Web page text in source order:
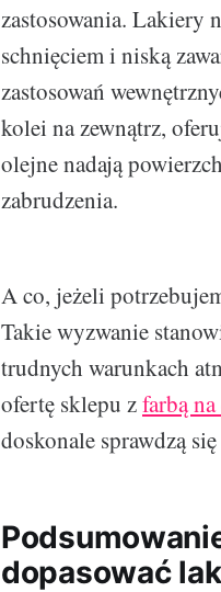
zastosowania. Lakiery
schnięciem i niską
zastosowań
kolei na zewnątrz,
olejne nadają
zabrudzenia.
A co, jeżeli
Takie wyzwanie
trudnych warunkach
ofertę sklepu zfarbą
doskonale sprawdzą
dopasować